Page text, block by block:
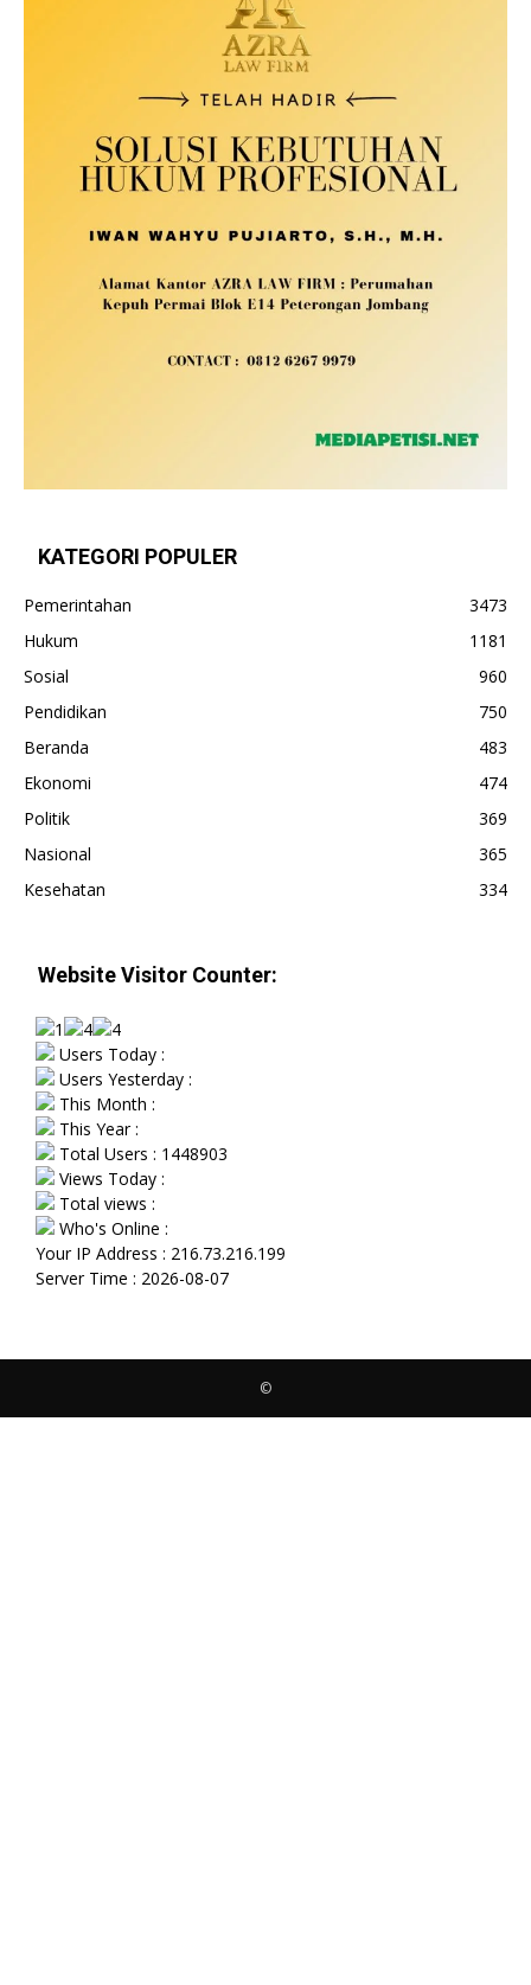
KATEGORI POPULER
Pemerintahan
3473
Hukum
1181
Sosial
960
Pendidikan
750
Beranda
483
Ekonomi
474
Politik
369
Nasional
365
Kesehatan
334
Website Visitor Counter:
Users Today :
Users Yesterday :
This Month :
This Year :
Total Users : 1448903
Views Today :
Total views :
Who's Online :
Your IP Address : 216.73.216.199
Server Time : 2026-08-07
©